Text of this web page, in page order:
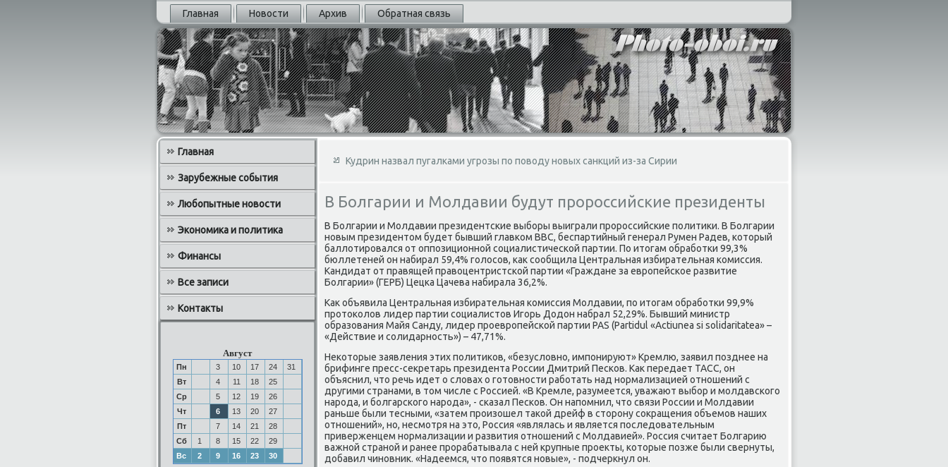
Главная Новости Архив Обратная связь
Главная
Зарубежные события
Любопытные новости
Экономика и политика
Финансы
Все записи
Контакты
Август
Пн 3 10 17 24
31
Вт
4 11 18
25
Ср
5 12 19
26
Чт
6 13 20
27
Пт
7 14 21
28
Сб
1 8 15 22
29
Вс
2 9 16 23 30
Кудрин назвал пугалками угрозы по поводу новых санкций из-за Сирии
В Болгарии и Молдавии будут пророссийские президенты
В Болгарии и Молдавии президентские выборы выиграли пророссийские политики. В Болгарии
новым президентом будет бывший главком ВВС, беспартийный генерал Румен Радев, который
баллотировался от оппозиционной социалистической партии. По итогам обработки 99,3%
бюллетеней он набирал 59,4% голосов, как сообщила Центральная избирательная комиссия.
Кандидат от правящей правоцентристской партии «Граждане за европейское развитие
Болгарии» (ГЕРБ) Цецка Цачева набирала 36,2%.
Как объявила Центральная избирательная комиссия Молдавии, по итогам обработки 99,9%
протоколов лидер партии социалистов Игорь Додон набрал 52,29%. Бывший министр
образования Майя Санду, лидер проевропейской партии PAS (Partidul «Actiunea si solidaritatea» –
«Действие и солидарность») – 47,71%.
Некоторые заявления этих политиков, «безусловно, импонируют» Кремлю, заявил позднее на
брифинге пресс-секретарь президента России Дмитрий Песков. Как передает ТАСС, он
объяснил, что речь идет о словах о готовности работать над нормализацией отношений с
другими странами, в том числе с Россией. «В Кремле, разумеется, уважают выбор и молдавского
народа, и болгарского народа», - сказал Песков. Он напомнил, что связи России и Молдавии
раньше были тесными, «затем произошел такой дрейф в сторону сокращения объемов наших
отношений», но, несмотря на это, Россия «являлась и является последовательным
приверженцем нормализации и развития отношений с Молдавией». Россия считает Болгарию
важной страной и ранее прорабатывала с ней крупные проекты, которые позже были свернуты,
добавил чиновник. «Надеемся, что появятся новые», - подчеркнул он.